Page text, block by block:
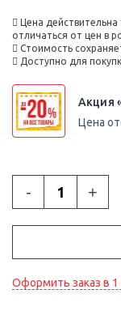
Цена
отличаться от цен в
Стоимость
Доступно для
Акция
Цена
- +
Оформить заказ в 1